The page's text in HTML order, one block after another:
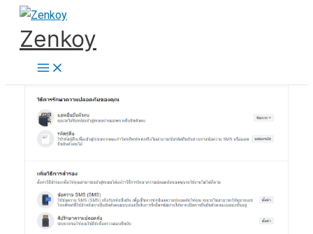
Skip
content
Zenkoy